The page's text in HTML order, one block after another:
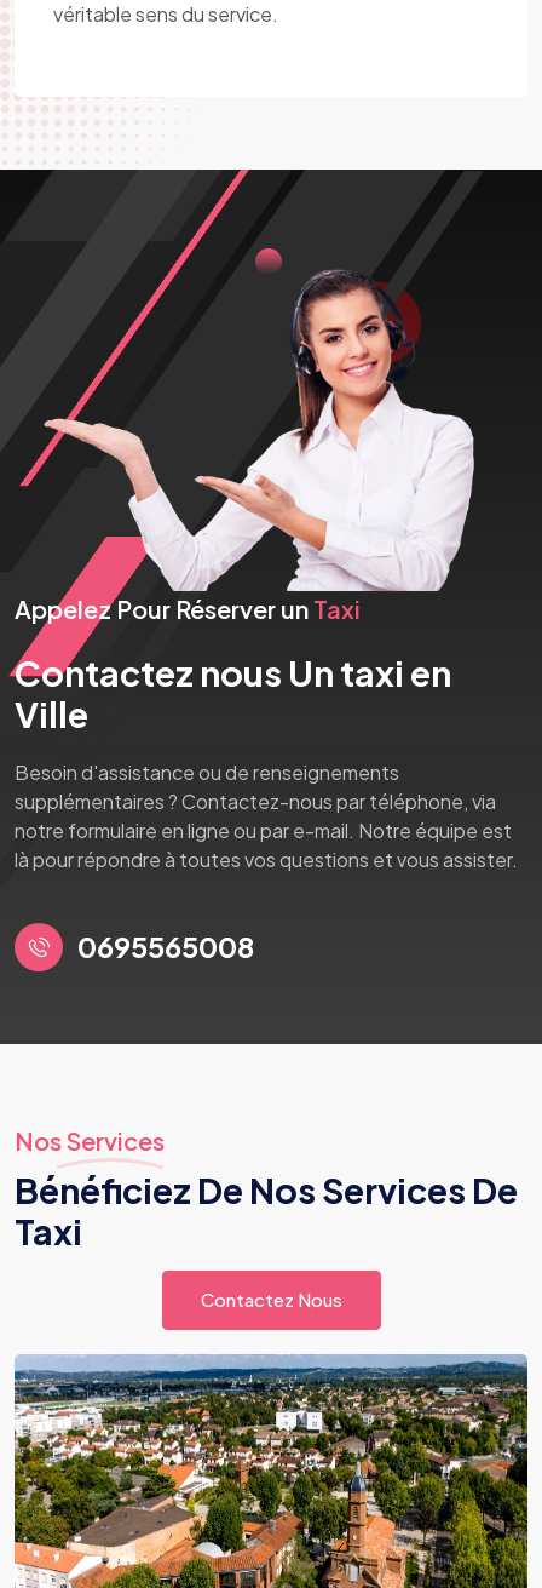
véritable sens du service.
Appelez Pour Réserver un Taxi
Contactez nous Un taxi en
Ville
Besoin d'assistance ou de renseignements
supplémentaires ? Contactez-nous par téléphone, via
notre formulaire en ligne ou par e-mail. Notre équipe est
là pour répondre à toutes vos questions et vous assister.
0695565008
Nos Services
Bénéficiez De Nos Services De
Taxi
Contactez Nous